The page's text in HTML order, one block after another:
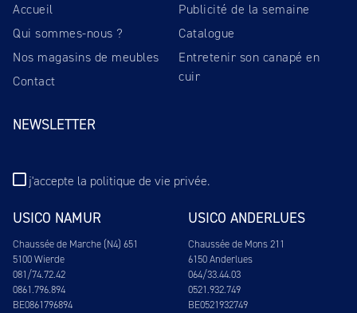
Accueil
Qui sommes-nous ?
Nos magasins de meubles
Contact
Publicité de la semaine
Catalogue
Entretenir son canapé en
cuir
NEWSLETTER
j'accepte la politique de vie privée.
USICO NAMUR
Chaussée de Marche (N4) 651
5100 Wierde
081/74.72.42
0861.796.894
BE0861796894
USICO ANDERLUES
Chaussée de Mons 211
6150 Anderlues
064/33.44.03
0521.932.749
BE0521932749